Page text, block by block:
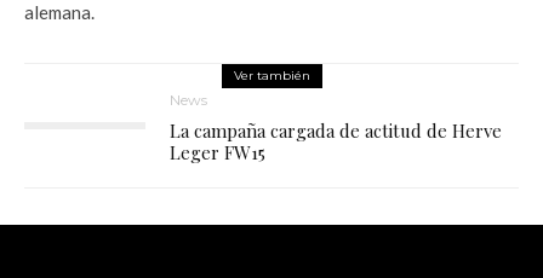
alemana.
Ver también
News
La campaña cargada de actitud de Herve
Leger FW15